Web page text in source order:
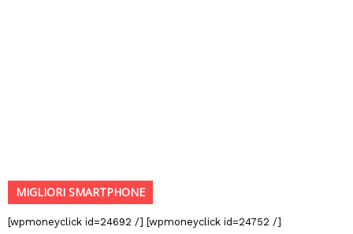
MIGLIORI SMARTPHONE
[wpmoneyclick id=24692 /] [wpmoneyclick id=24752 /]